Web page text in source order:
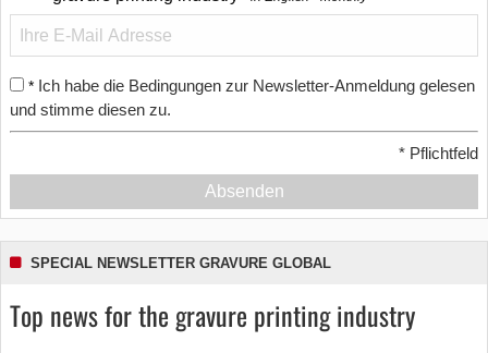
* Ich habe die Bedingungen zur Newsletter-Anmeldung gelesen
und stimme diesen zu.
* Pflichtfeld
Absenden
SPECIAL NEWSLETTER GRAVURE GLOBAL
Top news for the gravure printing industry